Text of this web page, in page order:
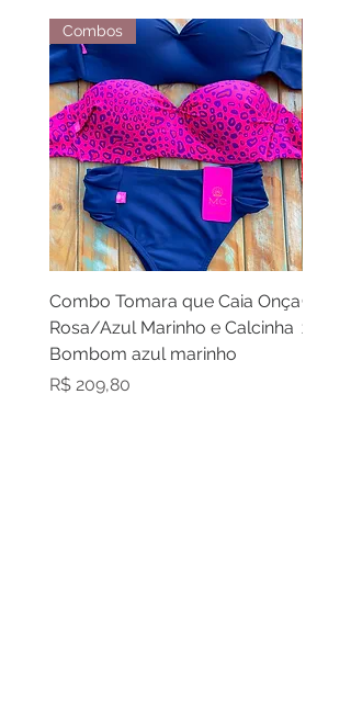
Combos
Combo Tomara que Caia Onça
Rosa/Azul Marinho e Calcinha
Bombom azul marinho
Preço
R$ 209,80